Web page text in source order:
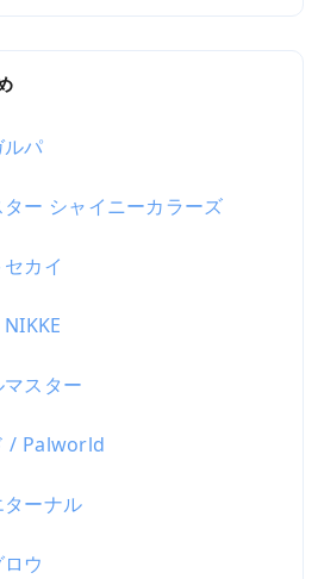
パ
ー シャイニーカラーズ
カイ
スター
/ Palworld
ーナル
ウ